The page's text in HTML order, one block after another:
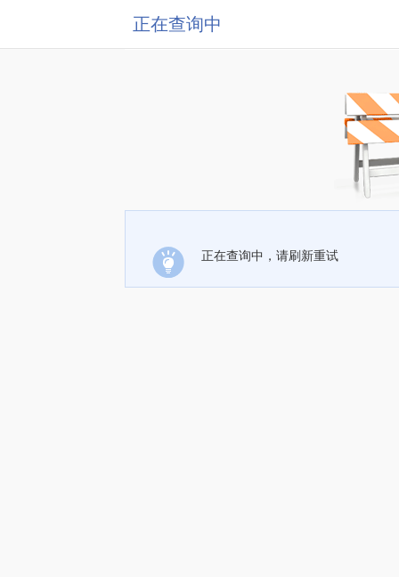
正在查询中
正在查询中，请刷新重试